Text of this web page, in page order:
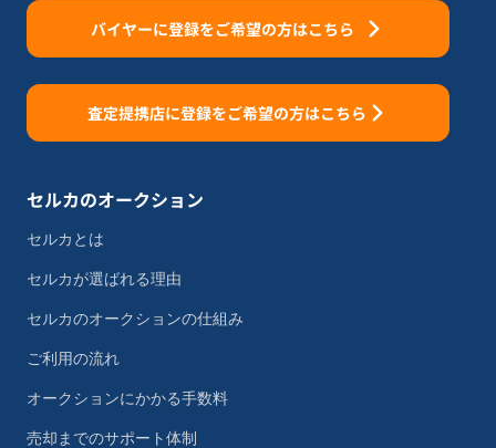
バイヤーに登録をご希望の方はこちら
査定提携店に登録をご希望の方はこちら
セルカのオークション
セルカとは
セルカが選ばれる理由
セルカのオークションの仕組み
ご利用の流れ
オークションにかかる手数料
売却までのサポート体制